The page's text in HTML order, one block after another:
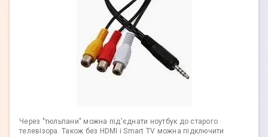
Через "тюльпани" можна під'єднати ноутбук до старого
телевізора. Також без HDMI і Smart TV можна підключити